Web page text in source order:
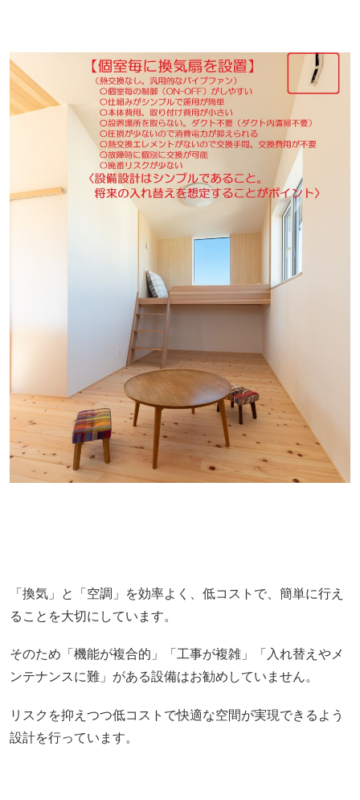
「換気」と「空調」を効率よく、低コストで、簡単に行え
ることを大切にしています。
そのため「機能が複合的」「工事が複雑」「入れ替えやメ
ンテナンスに難」がある設備はお勧めしていません。
リスクを抑えつつ低コストで快適な空間が実現できるよう
設計を行っています。